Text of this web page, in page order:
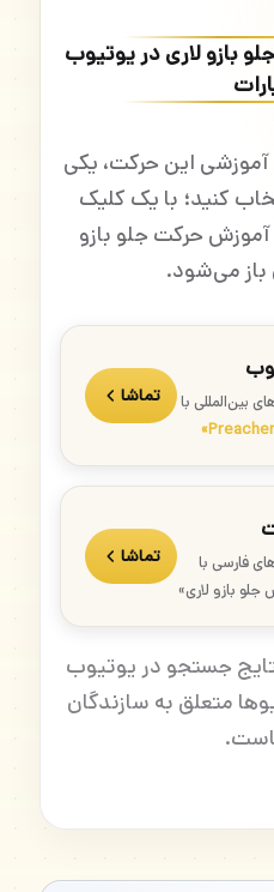
بازو لاری در یوتیوب
آموزشی این حرکت، یکی
کنید؛ با یک کلیک
حرکت جلو بازو
باز می‌شود.
بین‌المللی با
تماشا
فارسی با
بازو لاری»
تماشا
جستجو در یوتیوب
متعلق به سازندگان